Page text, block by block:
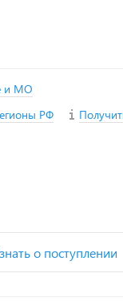
и МО
РФ
о поступлении